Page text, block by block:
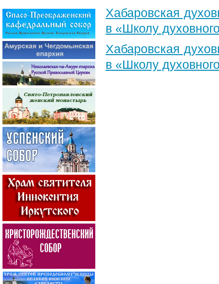
Хабаровская
в «Школу
Хабаровская
в «Школу